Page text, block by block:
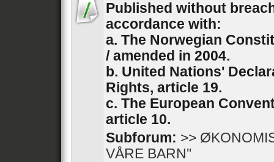
Published without
accordance with:
a. The Norwegian
/ amended in 2004.
b. United Nations'
Rights, article 19.
c. The European
article 10.
Subforum: >>
VÅRE BARN''